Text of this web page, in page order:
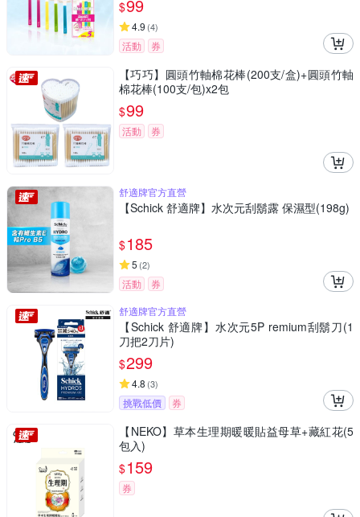
$99
4.9 (4)
活動 券
【巧巧】圓頭竹軸棉花棒(200支/盒)+圓頭竹軸
棉花棒(100支/包)x2包
$99
活動 券
舒適牌官方直營
【Schick 舒適牌】水次元刮鬍露 保濕型(198g)
$185
5 (2)
活動
券
舒適牌官方直營
【Schick 舒適牌】水次元5P remium刮鬍刀(1
刀把2刀片)
$299
4.8 (3)
挑戰低價 券
【NEKO】草本生理期暖暖貼益母草+藏紅花(5
包入)
$159
券